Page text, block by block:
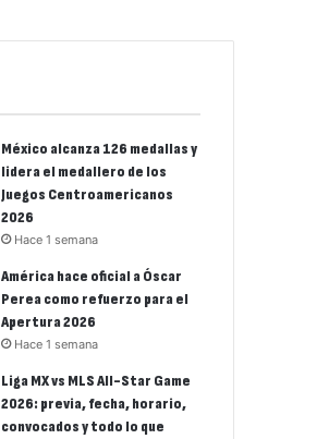
México alcanza 126 medallas y
lidera el medallero de los
Juegos Centroamericanos
2026
Hace 1 semana
América hace oficial a Óscar
Perea como refuerzo para el
Apertura 2026
Hace 1 semana
Liga MX vs MLS All-Star Game
2026: previa, fecha, horario,
convocados y todo lo que